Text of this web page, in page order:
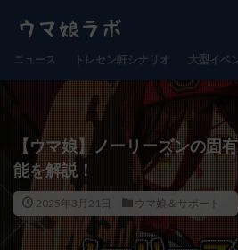
ニュース トレセン軒シナリオ 大型イベ
【ウマ娘】ノーリーズンの固
能を解説！
2025年3月21日 ウマ娘＆サポート